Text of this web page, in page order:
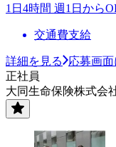
1日4時間 週1日から
交通費支給
詳細を見る
応募画
正社員
大同生命保険株式会